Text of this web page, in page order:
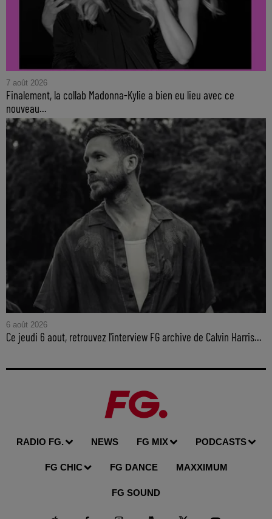
7 août 2026
Finalement, la collab Madonna-Kylie a bien eu lieu avec ce
nouveau...
6 août 2026
Ce jeudi 6 aout, retrouvez l'interview FG archive de Calvin Harris...
RADIO FG. NEWS FG MIX PODCASTS
FG CHIC FG DANCE MAXXIMUM
FG SOUND